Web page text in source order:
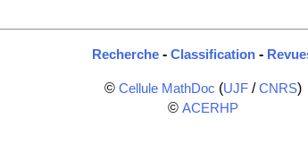
Recherche - Classification -
© Cellule MathDoc (UJF/CNRS)
© ACERHP